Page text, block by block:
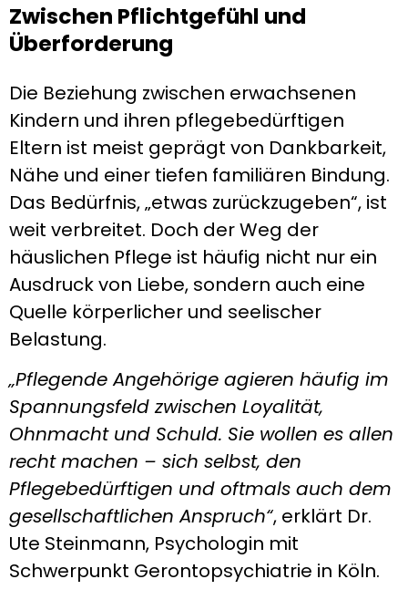
Zwischen Pflichtgefühl und
Überforderung
Die Beziehung zwischen erwachsenen
Kindern und ihren pflegebedürftigen
Eltern ist meist geprägt von Dankbarkeit,
Nähe und einer tiefen familiären Bindung.
Das Bedürfnis, „etwas zurückzugeben“, ist
weit verbreitet. Doch der Weg der
häuslichen Pflege ist häufig nicht nur ein
Ausdruck von Liebe, sondern auch eine
Quelle körperlicher und seelischer
Belastung.
„Pflegende Angehörige agieren häufig im
Spannungsfeld zwischen Loyalität,
Ohnmacht und Schuld. Sie wollen es allen
recht machen – sich selbst, den
Pflegebedürftigen und oftmals auch dem
gesellschaftlichen Anspruch“, erklärt Dr.
Ute Steinmann, Psychologin mit
Schwerpunkt Gerontopsychiatrie in Köln.